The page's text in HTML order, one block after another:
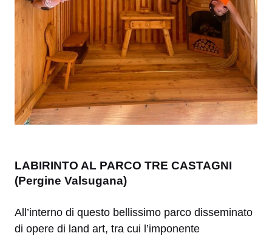
LABIRINTO AL PARCO TRE CASTAGNI
(Pergine Valsugana)
All’interno di questo bellissimo parco disseminato
di opere di land art, tra cui l’imponente